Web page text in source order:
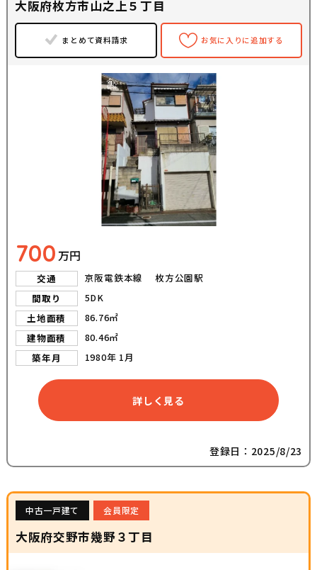
大阪府枚方市山之上５丁目
まとめて資料請求 お気に入りに追加する
700万円
交通
京阪電鉄本線 枚方公園駅
間取り
5DK
土地面積
86.76㎡
建物面積
80.46㎡
築年月
1980年 1月
詳しく見る
登録日：2025/8/23
中古一戸建て 会員限定
大阪府交野市幾野３丁目